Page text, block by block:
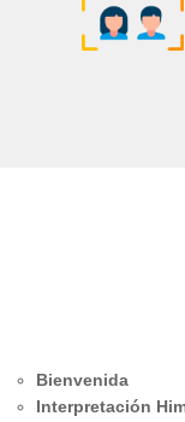
Bienvenida
Interpretación